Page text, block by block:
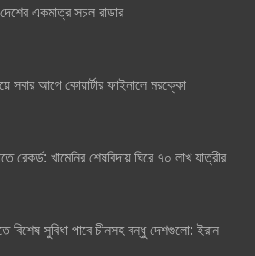
একমাত্র সচল রাডার
সবার আগে কোয়ার্টার ফাইনালে মরক্কো
রেকর্ড: খামেনির শেষবিদায় ঘিরে ৭০ লাখ যাত্রীর
বিশেষ সুবিধা পাবে চীনসহ বন্ধু দেশগুলো: ইরান